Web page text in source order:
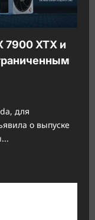
7900 XTX и
для
о выпуске